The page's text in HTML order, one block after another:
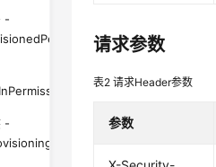
-
-
请求参数
表2请求Header参数
参数